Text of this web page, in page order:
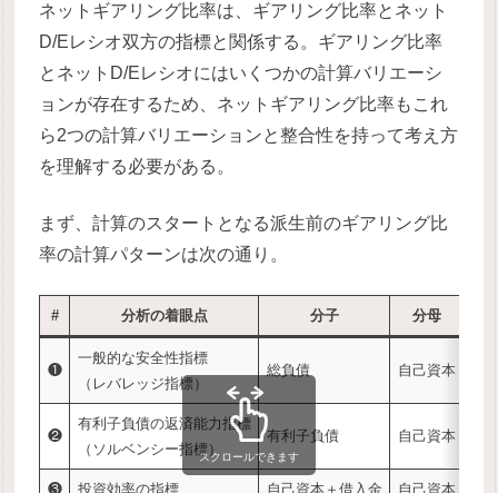
ネットギアリング比率は、ギアリング比率とネット
D/Eレシオ双方の指標と関係する。ギアリング比率
とネットD/Eレシオにはいくつかの計算バリエーシ
ョンが存在するため、ネットギアリング比率もこれ
ら2つの計算バリエーションと整合性を持って考え方
を理解する必要がある。
まず、計算のスタートとなる派生前のギアリング比
率の計算パターンは次の通り。
# 分析の着眼点 分子 分母
❶
一般的な安全性指標
（レバレッジ指標）
総負債 自己資本
❷
有利子負債の返済能力指標
（ソルベンシー指標）
有利子負債 自己資本
❸ 投資効率の指標 自己資本＋借入金 自己資本
スクロールできます